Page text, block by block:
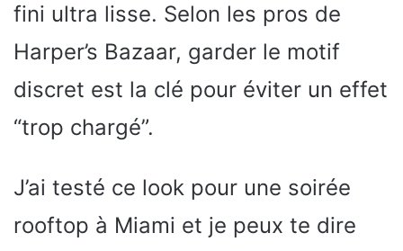
fini ultra lisse. Selon les pros de
Harper’s Bazaar, garder le motif
discret est la clé pour éviter un effet
“trop chargé”.
J’ai testé ce look pour une soirée
rooftop à Miami et je peux te dire